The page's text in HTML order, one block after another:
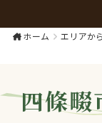
ホーム エリアか
四條畷